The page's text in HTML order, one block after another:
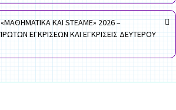
ΚΑΙ STEAME» 2026 –
ΕΓΚΡΙΣΕΩΝ ΚΑΙ ΕΓΚΡΙΣΕΙΣ ΔΕΥΤΕΡΟΥ